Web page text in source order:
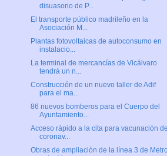
disuasorio de P...
El transporte público madrileño en la
Asociación M...
Plantas fotovoltaicas de autoconsumo en
instalacio...
La terminal de mercancías de Vicálvaro
tendrá un n...
Construcción de un nuevo taller de Adif
para el ma...
86 nuevos bomberos para el Cuerpo del
Ayuntamiento...
Acceso rápido a la cita para vacunación de
coronav...
Obras de ampliación de la línea 3 de